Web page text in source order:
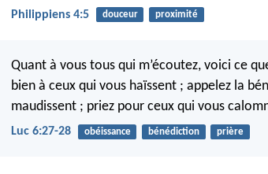
Philippiens 4:5 douceur proximité
Quant à vous tous qui m’écoutez, voici ce
bien à ceux qui vous haïssent ; appelez la
maudissent ; priez pour ceux qui vous
Luc 6:27-28 obéissance bénédiction prière